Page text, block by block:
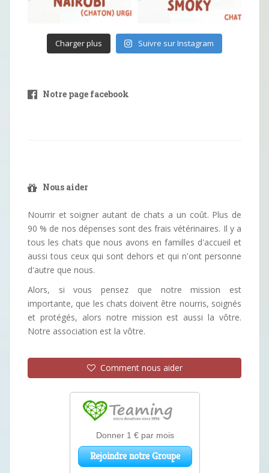
Charger plus Suivre sur Instagram
Notre page facebook
Nous aider
Nourrir et soigner autant de chats a un coût. Plus de
90 % de nos dépenses sont des frais vétérinaires. Il y a
tous les chats que nous avons en familles d'accueil et
aussi tous ceux qui sont dehors et qui n'ont personne
d'autre que nous.
Alors, si vous pensez que notre mission est
importante, que les chats doivent être nourris, soignés
et protégés, alors notre mission est aussi la vôtre.
Notre association est la vôtre.
Comment nous aider